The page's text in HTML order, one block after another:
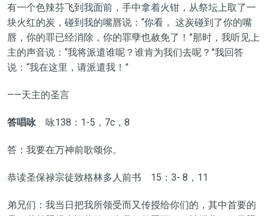
有一个色辣芬飞到我面前，手中拿着火钳，从祭坛上取了一
块火红的炭，碰到我的嘴唇说：“你看， 这炭碰到了你的嘴
唇，你的罪已经消除，你的罪孽也赦免了！”那时，我听见上
主的声音说：“我将派遣谁呢？谁肯为我们去呢？”我回答
说：“我在这里，请派遣我！”
——天主的圣言
答唱咏 咏138：1-5，7c，8
答：我要在万神前歌颂你。
恭读圣保禄宗徒致格林多人前书 15：3- 8，11
弟兄们：我当日把我所领受而又传授给你们的，其中首要的